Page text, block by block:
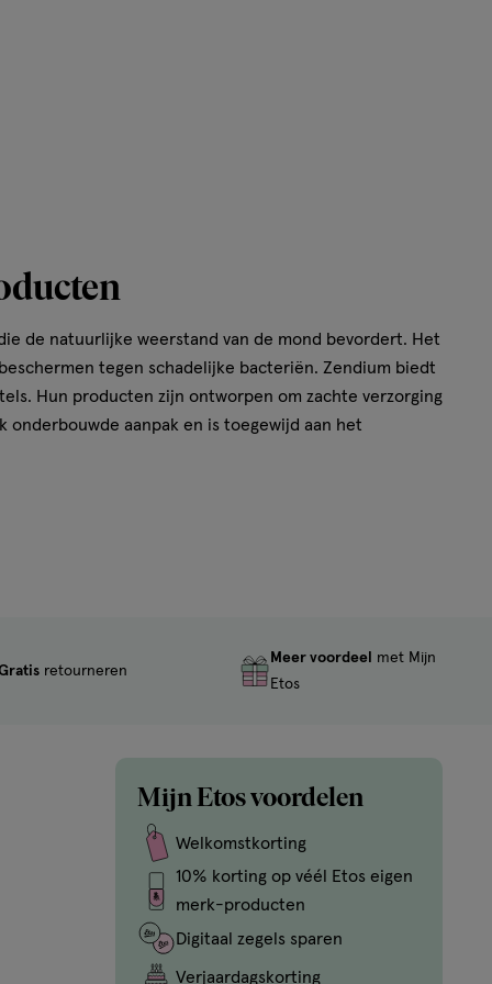
de natuurlijke weerstand van de mond bevordert. Het
tegen schadelijke bacteriën. Zendium biedt
Hun producten zijn ontworpen om zachte verzorging
aanpak en is toegewijd aan het
Etos het je gemakkelijk om te zorgen voor een
retourneren
Meer voordeel
met Mijn
Etos
Mijn Etos voordelen
Welkomstkorting
10% korting op véél Etos eigen
merk-producten
Digitaal zegels sparen
Verjaardagskorting